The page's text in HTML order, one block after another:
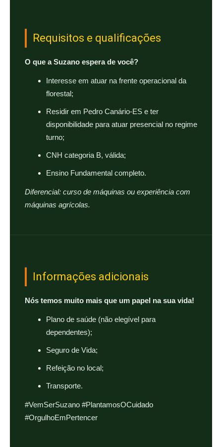
Requisitos e qualificações
O que a Suzano espera de você?
Interesse em atuar na frente operacional da
florestal;
Residir em Pedro Canário-ES e ter
disponibilidade para atuar presencial no regime
turno;
CNH categoria B, válida;
Ensino Fundamental completo.
Diferencial: curso de máquinas ou experiência com
máquinas agrícolas.
Informações adicionais
Nós temos muito mais que um papel na sua vida!
Plano de saúde (não elegível para
dependentes);
Seguro de Vida;
Refeição no local;
Transporte.
#VemSerSuzano #PlantamosOCuidado
#OrgulhoEmPertencer